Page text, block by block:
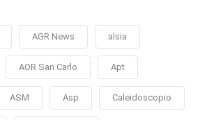
AGR News alsia
AOR San Carlo Apt
ASM Asp Caleidoscopio